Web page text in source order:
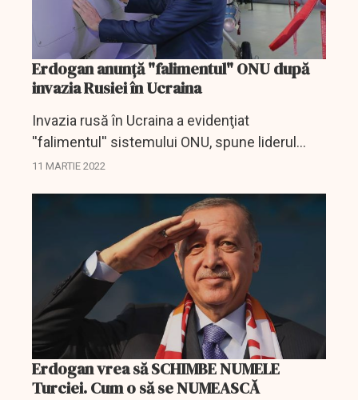
Erdogan anunţă "falimentul" ONU după
invazia Rusiei în Ucraina
Invazia rusă în Ucraina a evidenţiat
''falimentul'' sistemului ONU, spune liderul
turc, Erdogan.
11 MARTIE 2022
Erdogan vrea să SCHIMBE NUMELE
Turciei. Cum o să se NUMEASCĂ